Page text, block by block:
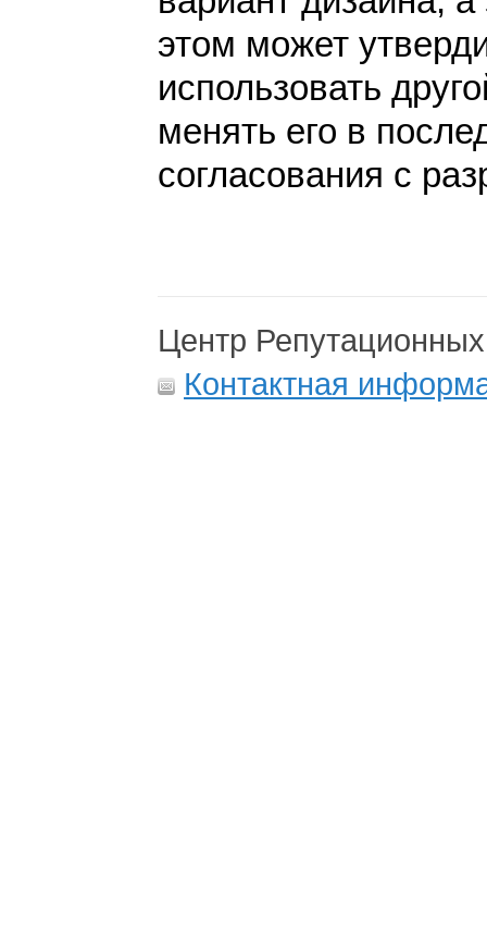
этом может
использовать
менять его в
согласования с
Центр
Контактная